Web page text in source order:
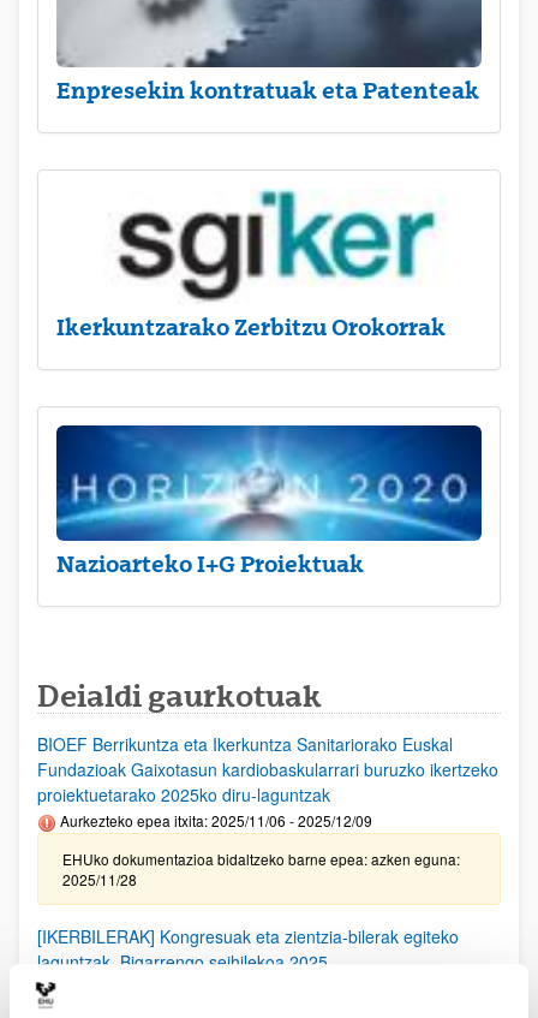
Enpresekin kontratuak eta Patenteak
Ikerkuntzarako Zerbitzu Orokorrak
Nazioarteko I+G Proiektuak
Deialdi gaurkotuak
BIOEF Berrikuntza eta Ikerkuntza Sanitariorako Euskal
Fundazioak Gaixotasun kardiobaskularrari buruzko ikertzeko
proiektuetarako 2025ko diru-laguntzak
Aurkezteko epea itxita: 2025/11/06 - 2025/12/09
EHUko dokumentazioa bidaltzeko barne epea: azken eguna:
2025/11/28
[IKERBILERAK] Kongresuak eta zientzia-bilerak egiteko
laguntzak. Bigarrengo seihilekoa 2025
2025/09/25)